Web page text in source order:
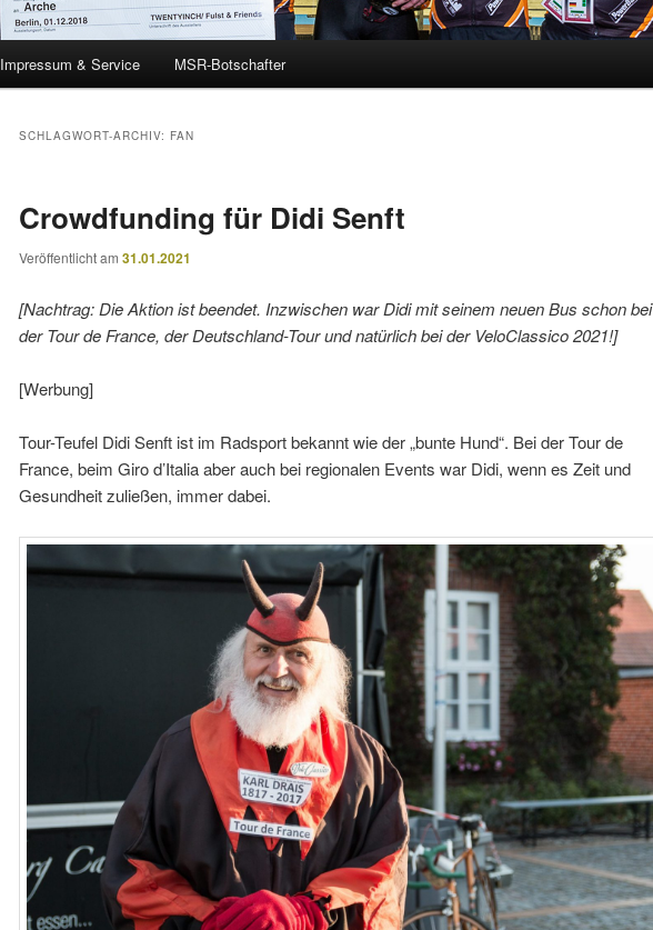
Impressum & Service MSR-Botschafter
SCHLAGWORT-ARCHIV: FAN
Crowdfunding für Didi Senft
Veröffentlicht am 31.01.2021
[Nachtrag: Die Aktion ist beendet. Inzwischen war Didi mit seinem neuen Bus schon bei
der Tour de France, der Deutschland-Tour und natürlich bei der VeloClassico 2021!]
[Werbung]
Tour-Teufel Didi Senft ist im Radsport bekannt wie der „bunte Hund“. Bei der Tour de
France, beim Giro d’Italia aber auch bei regionalen Events war Didi, wenn es Zeit und
Gesundheit zuließen, immer dabei.